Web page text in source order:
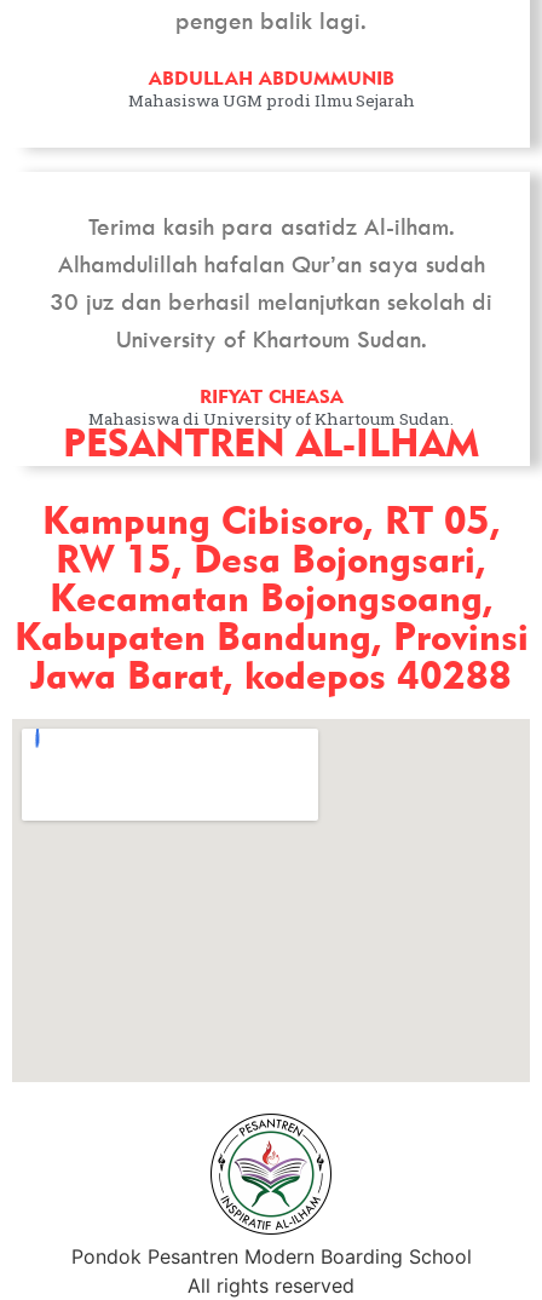
pengen balik lagi.
ABDULLAH ABDUMMUNIB
Mahasiswa UGM prodi Ilmu Sejarah
Terima kasih para asatidz Al-ilham.
Alhamdulillah hafalan Qur’an saya sudah
30 juz dan berhasil melanjutkan sekolah di
University of Khartoum Sudan.
RIFYAT CHEASA
Mahasiswa di University of Khartoum Sudan.
PESANTREN AL-ILHAM
Kampung Cibisoro, RT 05,
RW 15, Desa Bojongsari,
Kecamatan Bojongsoang,
Kabupaten Bandung, Provinsi
Jawa Barat, kodepos 40288
Pondok Pesantren Modern Boarding School
All rights reserved